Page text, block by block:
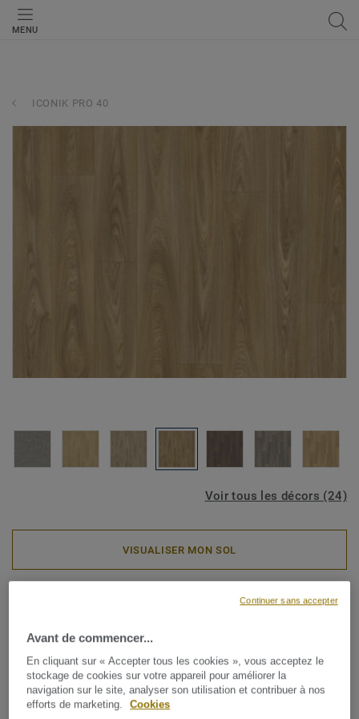
MENU
ICONIK PRO 40
Voir tous les décors (24)
VISUALISER MON SOL
ICONIK PRO 40 - Urban Oak
TOFFEE
La collection ICONIK Pro 40 est un revêtement de sol en
vinyle durable à envers en mousse. Elle est parfaite pour
Avant de commencer...
En cliquant sur « Accepter tous les cookies », vous acceptez le
stockage de cookies sur votre appareil pour améliorer la
navigation sur le site, analyser son utilisation et contribuer à nos
efforts de marketing.
Cookies
Continuer sans accepter